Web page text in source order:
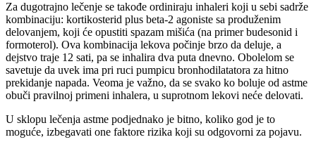
Za dugotrajno lečenje se takođe ordiniraju inhaleri koji u sebi sadrže
kombinaciju: kortikosterid plus beta-2 agoniste sa produženim
delovanjem, koji će opustiti spazam mišića (na primer budesonid i
formoterol). Ova kombinacija lekova počinje brzo da deluje, a
dejstvo traje 12 sati, pa se inhalira dva puta dnevno. Obolelom se
savetuje da uvek ima pri ruci pumpicu bronhodilatatora za hitno
prekidanje napada. Veoma je važno, da se svako ko boluje od astme
obuči pravilnoj primeni inhalera, u suprotnom lekovi neće delovati.
U sklopu lečenja astme podjednako je bitno, koliko god je to
moguće, izbegavati one faktore rizika koji su odgovorni za pojavu.